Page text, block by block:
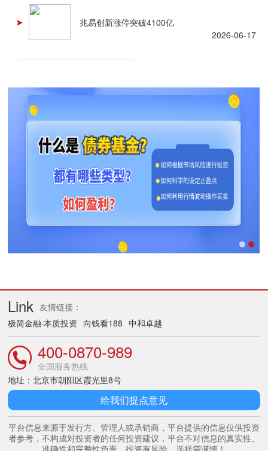
兆易创新涨停突破4100亿
2026-06-17
Link 友情链接：
极简金融·本质投资 向钱看188 中和卓越
400-0870-989
全国服务热线
地址：北京市朝阳区霞光里8号
给我们提点意见
平台信息来源于发行方、管理人或承销商，平台提供的信息仅供投资
者参考，不构成对投资者的任何投资建议，平台不对信息的真实性、